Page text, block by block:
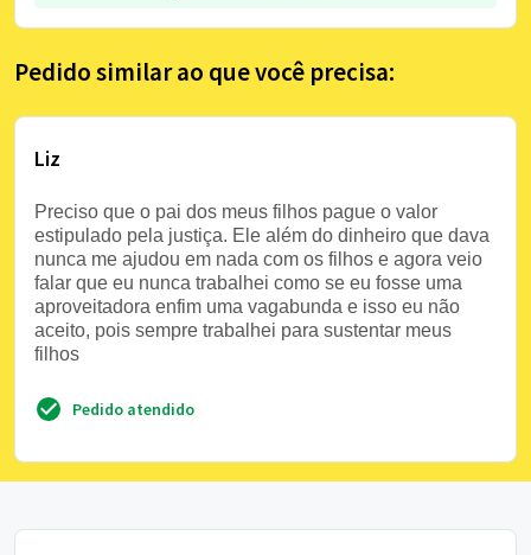
Pedido similar ao que você precisa:
Liz
Preciso que o pai dos meus filhos pague o valor
estipulado pela justiça. Ele além do dinheiro que dava
nunca me ajudou em nada com os filhos e agora veio
falar que eu nunca trabalhei como se eu fosse uma
aproveitadora enfim uma vagabunda e isso eu não
aceito, pois sempre trabalhei para sustentar meus
filhos
Pedido atendido